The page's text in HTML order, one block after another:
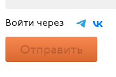
Войти через
Отправить